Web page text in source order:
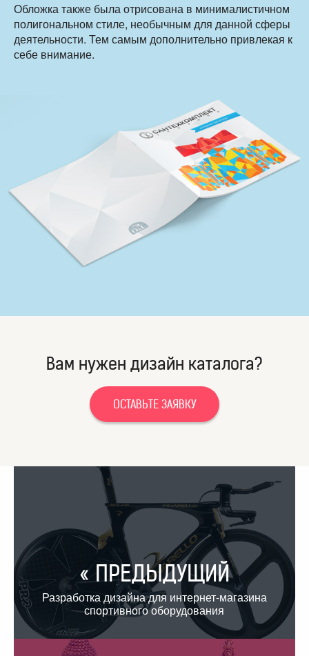
Обложка также была отрисована в минималистичном
полигональном стиле, необычным для данной сферы
деятельности. Тем самым дополнительно привлекая к
себе внимание.
Вам нужен дизайн каталога?
ОСТАВЬТЕ ЗАЯВКУ
« ПРЕДЫДУЩИЙ
Разработка дизайна для интернет-магазина
спортивного оборудования